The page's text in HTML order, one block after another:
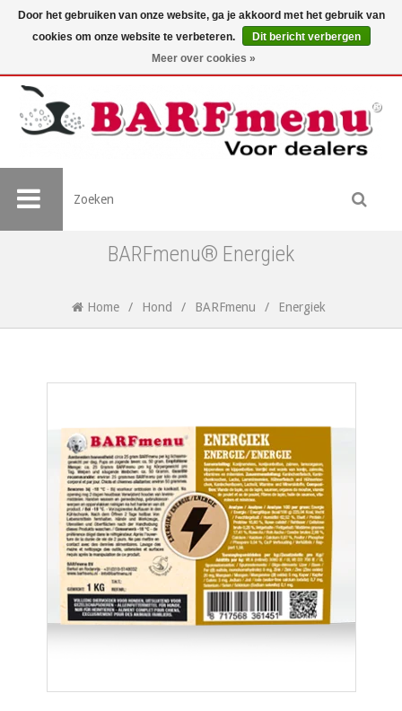
BARFmenu® Energiek
Home / Hond / BARFmenu / Energiek
Door het gebruiken van onze website, ga je akkoord met het gebruik van
cookies om onze website te verbeteren.
Dit bericht verbergen
Meer over cookies »